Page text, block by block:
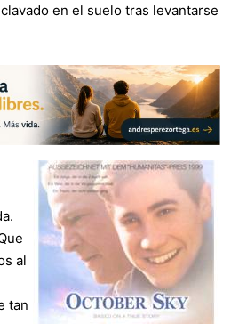
clavado en el suelo tras levantarse
al
tan